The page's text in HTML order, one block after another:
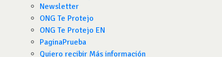
Newsletter
ONG Te Protejo
ONG Te Protejo EN
PaginaPrueba
Quiero recibir Más información